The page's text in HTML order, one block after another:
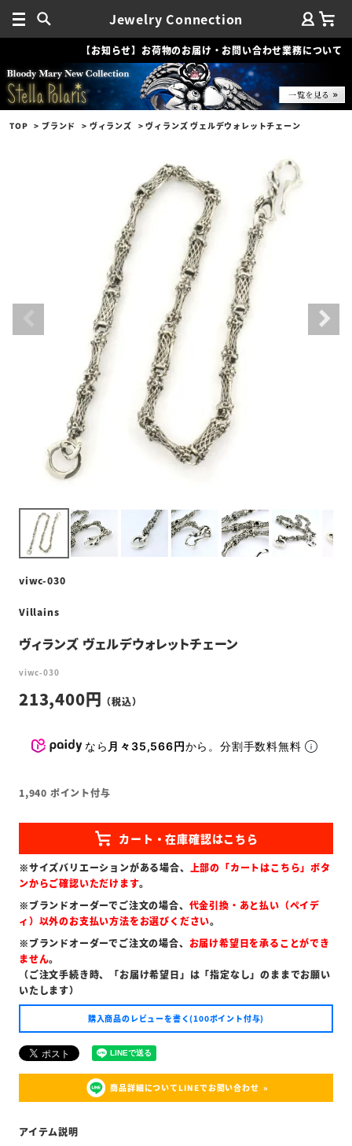
Jewelry Connection
【お知らせ】お荷物のお届け・お問い合わせ業務について
TOP ブランド ヴィランズ ヴィランズ ヴェルデウォレットチェーン
viwc-030
Villains
ヴィランズ ヴェルデウォレットチェーン
viwc-030
213,400
なら 月々35,566円から。分割手数料無料
1,940 ポイント付与
※サイズバリエーションがある場合、 上部の「カートはこちら」ボタ
ンからご確認いただけます。
※ブランドオーダーでご注文の場合、 代金引換・あと払い（ペイデ
ィ）以外のお支払い方法をお選びください。
※ブランドオーダーでご注文の場合、 お届け希望日を承ることができ
ません。
（ご注文手続き時、「お届け希望日」は「指定なし」のままでお願い
いたします）
購入商品のレビューを書く(100ポイント付与)
商品詳細についてLINEでお問い合わせ